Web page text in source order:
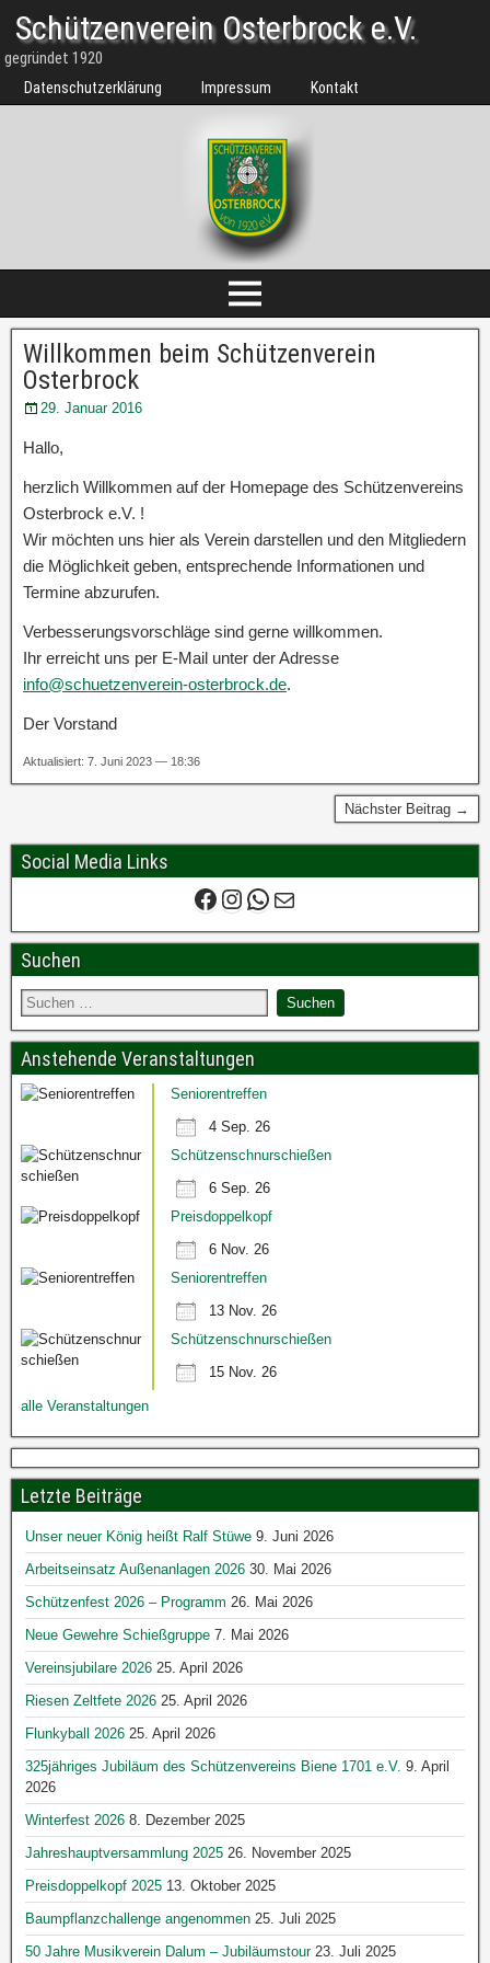
Schützenverein Osterbrock e.V.
gegründet 1920
Datenschutzerklärung Impressum Kontakt
Willkommen beim Schützenverein
Osterbrock
29. Januar 2016
Hallo,
herzlich Willkommen auf der Homepage des Schützenvereins
Osterbrock e.V. !
Wir möchten uns hier als Verein darstellen und den Mitgliedern
die Möglichkeit geben, entsprechende Informationen und
Termine abzurufen.
Verbesserungsvorschläge sind gerne willkommen.
Ihr erreicht uns per E-Mail unter der Adresse
info@schuetzenverein-osterbrock.de.
Der Vorstand
Aktualisiert: 7. Juni 2023 — 18:36
Nächster Beitrag →
Social Media Links
Suchen
Anstehende Veranstaltungen
Seniorentreffen
4 Sep. 26
Schützenschnurschießen
6 Sep. 26
Preisdoppelkopf
6 Nov. 26
Seniorentreffen
13 Nov. 26
Schützenschnurschießen
15 Nov. 26
alle Veranstaltungen
Letzte Beiträge
Unser neuer König heißt Ralf Stüwe 9. Juni 2026
Arbeitseinsatz Außenanlagen 2026 30. Mai 2026
Schützenfest 2026 – Programm 26. Mai 2026
Neue Gewehre Schießgruppe 7. Mai 2026
Vereinsjubilare 2026 25. April 2026
Riesen Zeltfete 2026 25. April 2026
Flunkyball 2026 25. April 2026
325jähriges Jubiläum des Schützenvereins Biene 1701 e.V. 9. April
2026
Winterfest 2026 8. Dezember 2025
Jahreshauptversammlung 2025 26. November 2025
Preisdoppelkopf 2025 13. Oktober 2025
Baumpflanzchallenge angenommen 25. Juli 2025
50 Jahre Musikverein Dalum – Jubiläumstour 23. Juli 2025